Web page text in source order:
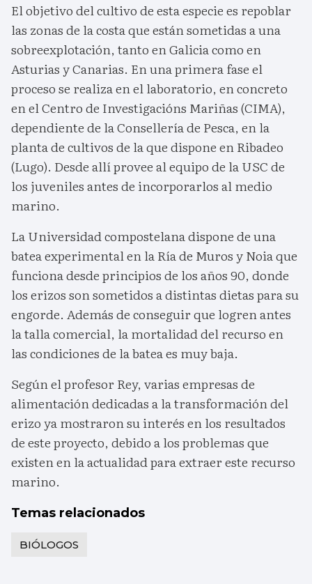
El objetivo del cultivo de esta especie es repoblar
las zonas de la costa que están sometidas a una
sobreexplotación, tanto en Galicia como en
Asturias y Canarias. En una primera fase el
proceso se realiza en el laboratorio, en concreto
en el Centro de Investigacións Mariñas (CIMA),
dependiente de la Consellería de Pesca, en la
planta de cultivos de la que dispone en Ribadeo
(Lugo). Desde allí provee al equipo de la USC de
los juveniles antes de incorporarlos al medio
marino.
La Universidad compostelana dispone de una
batea experimental en la Ría de Muros y Noia que
funciona desde principios de los años 90, donde
los erizos son sometidos a distintas dietas para su
engorde. Además de conseguir que logren antes
la talla comercial, la mortalidad del recurso en
las condiciones de la batea es muy baja.
Según el profesor Rey, varias empresas de
alimentación dedicadas a la transformación del
erizo ya mostraron su interés en los resultados
de este proyecto, debido a los problemas que
existen en la actualidad para extraer este recurso
marino.
Temas relacionados
BIÓLOGOS